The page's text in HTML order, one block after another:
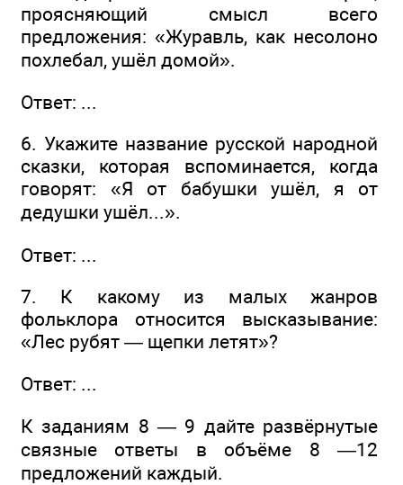
проясняющий смысл всего
предложения: «Журавль, как несолоно
похлебал, ушёл домой».
Ответ: ...
6. Укажите название русской народной
сказки, которая вспоминается, когда
говорят: «Я от бабушки ушёл, я от
дедушки ушёл...».
Ответ: ...
7. К какому из малых жанров
фольклора относится высказывание:
«Лес рубят — щепки летят»?
Ответ: ...
К заданиям 8 — 9 дайте развёрнутые
связные ответы в объёме 8 —12
предложений каждый.